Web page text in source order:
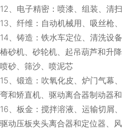
12、电子精密：喷漆、组装、清
13、纤维：自动机械用、吸丝枪
14、铸造：铁水车定位、清洗设
椿砂机、砂轮机、起吊葫芦和升
喷砂、筛沙、喷泥芯
15、锻造：吹氧化皮、炉门气幕
弯和矫直机、驱动离合器制动器
16、板金：搅拌溶液、运输切屑
驱动压板夹头离合器和定位器、